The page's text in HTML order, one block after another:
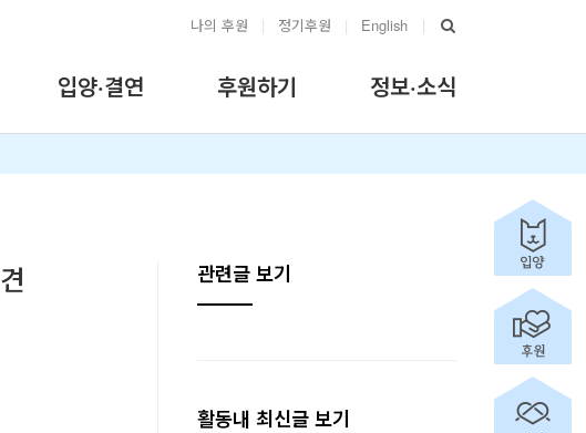
나의 후원 | 정기후원 | English |
입양·결연 후원하기 정보·소식
관련글 보기
활동내 최신글 보기